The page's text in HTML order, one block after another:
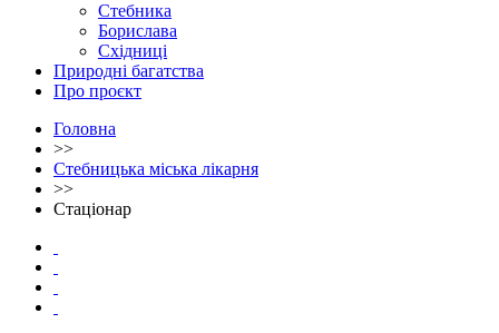
Стебника
Борислава
Східниці
Природні багатства
Про проєкт
Головна
>>
Стебницька міська лікарня
>>
Стаціонар